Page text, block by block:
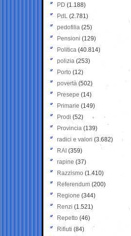
PD (1.188)
PdL (2.781)
pedofilia (25)
Pensioni (129)
Politica (40.814)
polizia (253)
Porto (12)
povertà (502)
Presepe (14)
Primarie (149)
Prodi (52)
Provincia (139)
radici e valori (3.682)
RAI (359)
rapine (37)
Razzismo (1.410)
Referendum (200)
Regione (344)
Renzi (1.521)
Repetto (46)
Rifiuti (84)